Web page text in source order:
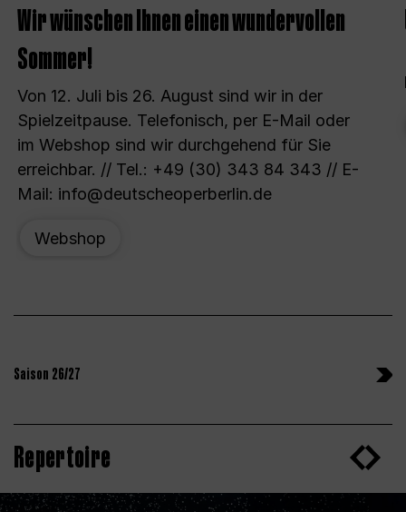
Wir wünschen Ihnen einen wundervollen
Sommer!
Von 12. Juli bis 26. August sind wir in der
Spielzeitpause. Telefonisch, per E-Mail oder
im Webshop sind wir durchgehend für Sie
erreichbar. // Tel.: +49 (30) 343 84 343 // E-
Mail: info@deutscheoperberlin.de
Webshop
Saison 26/27
Repertoire